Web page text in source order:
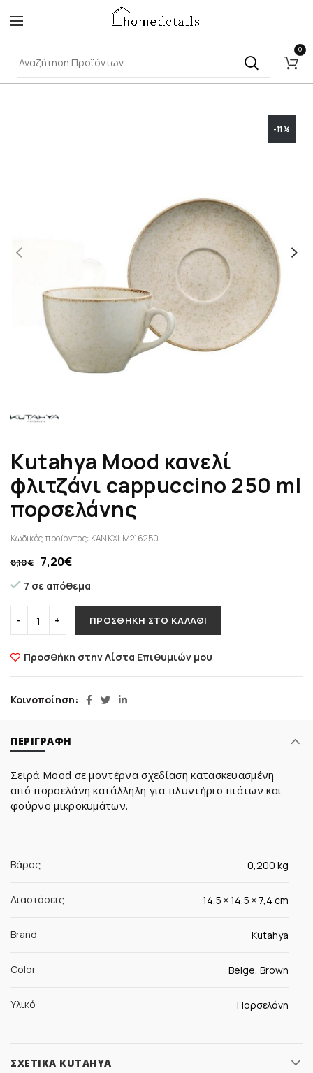
0
-11%
Kutahya Mood κανελί
φλιτζάνι cappuccino 250 ml
πορσελάνης
Κωδικός προϊόντος: KANKXLM216250
8,10€ 7,20€
7 σε απόθεμα
ΠΡΟΣΘΉΚΗ ΣΤΟ ΚΑΛΆΘΙ
Προσθήκη στην Λίστα Επιθυμιών μου
Κοινοποίηση
ΠΕΡΙΓΡΑΦΉ
Σειρά Mood σε μοντέρνα σχεδίαση κατασκευασμένη
από πορσελάνη κατάλληλη για πλυντήριο πιάτων και
φούρνο μικροκυμάτων.
Βάρος 0,200 kg
Διαστάσεις 14,5 × 14,5 × 7,4 cm
Brand Kutahya
Color Beige, Brown
Υλικό Πορσελάνη
ΣΧΕΤΙΚΆ KUTAHYA